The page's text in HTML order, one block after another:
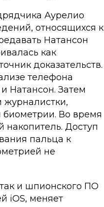
Аурелио
относящихся к
Натансон
как
доказательств.
телефона
Натансон. Затем
журналистки,
биометрии. Во время
Доступ
пальца к
не
и шпионского ПО
iOS, меняет